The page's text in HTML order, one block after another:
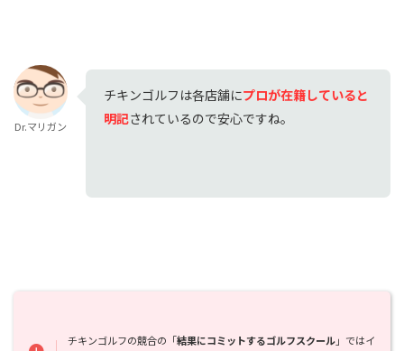
Dr.マリガン
チキンゴルフは各店舗にプロが在籍していると
明記されているので安心ですね。
チキンゴルフの競合の「結果にコミットするゴルフスクール」ではイ